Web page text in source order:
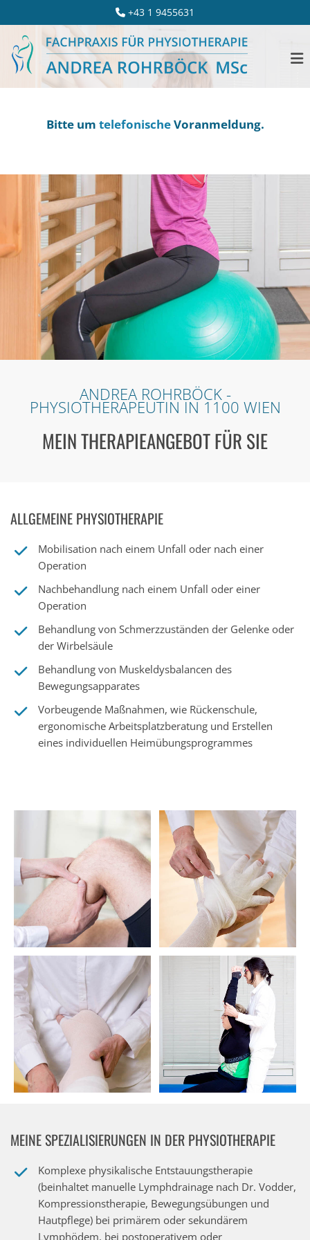
 +43 1 9455631
Bitte um telefonischeVoranmeldung.
ANDREA ROHRBÖCK -
PHYSIOTHERAPEUTIN IN 1100 WIEN
MEIN THERAPIEANGEBOT FÜR SIE
ALLGEMEINE PHYSIOTHERAPIE
Mobilisation nach einem Unfall oder nach einer
Operation
Nachbehandlung nach einem Unfall oder einer
Operation
Behandlung von Schmerzzuständen der Gelenke oder
der Wirbelsäule
Behandlung von Muskeldysbalancen des
Bewegungsapparates
Vorbeugende Maßnahmen, wie Rückenschule,
ergonomische Arbeitsplatzberatung und Erstellen
eines individuellen Heimübungsprogrammes
MEINE SPEZIALISIERUNGEN IN DER PHYSIOTHERAPIE
Komplexe physikalische Entstauungstherapie
(beinhaltet manuelle Lymphdrainage nach Dr. Vodder,
Kompressionstherapie, Bewegungsübungen und
Hautpflege) bei primärem oder sekundärem
Lymphödem, bei postoperativem oder